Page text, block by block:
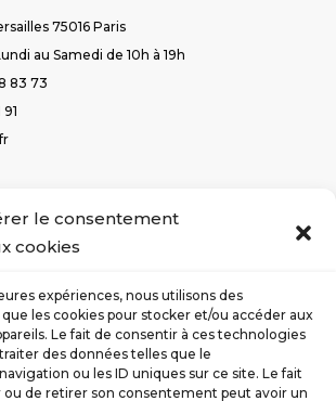
le consentement
cookies
expériences, nous utilisons des
les cookies pour stocker et/ou accéder aux
Le fait de consentir à ces technologies
des données telles que le
ou les ID uniques sur ce site. Le fait
ou de retirer son consentement peut avoir un
75016 Paris
au Samedi de 10h à 19h
83 73